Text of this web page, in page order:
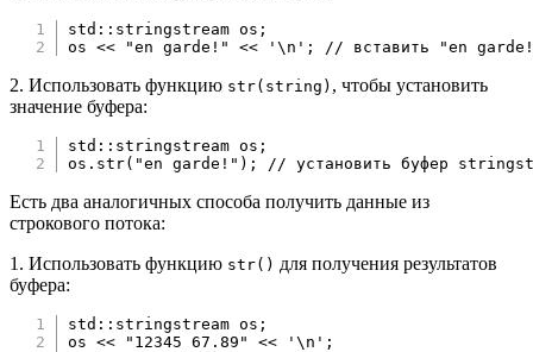
std :: stringstream os ;
os << "en garde!" << '\n' ; // вставить "en
2. Использовать функцию str(string) , чтобы установить
значение буфера:
std :: stringstream os ;
os . str( "en garde!" ) ; // установить буфер
Есть два аналогичных способа получить данные из
строкового потока:
1. Использовать функцию str() для получения результатов
буфера:
std :: stringstream os ;
os << "12345 67.89" << '\n' ;